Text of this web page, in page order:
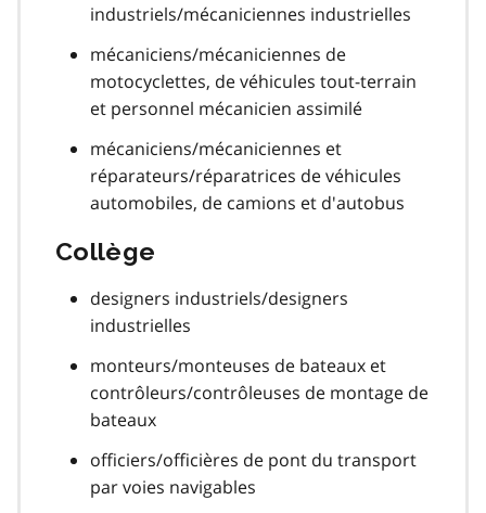
industriels/mécaniciennes industrielles
mécaniciens/mécaniciennes de
motocyclettes, de véhicules tout-terrain
et personnel mécanicien assimilé
mécaniciens/mécaniciennes et
réparateurs/réparatrices de véhicules
automobiles, de camions et d'autobus
Collège
designers industriels/designers
industrielles
monteurs/monteuses de bateaux et
contrôleurs/contrôleuses de montage de
bateaux
officiers/officières de pont du transport
par voies navigables